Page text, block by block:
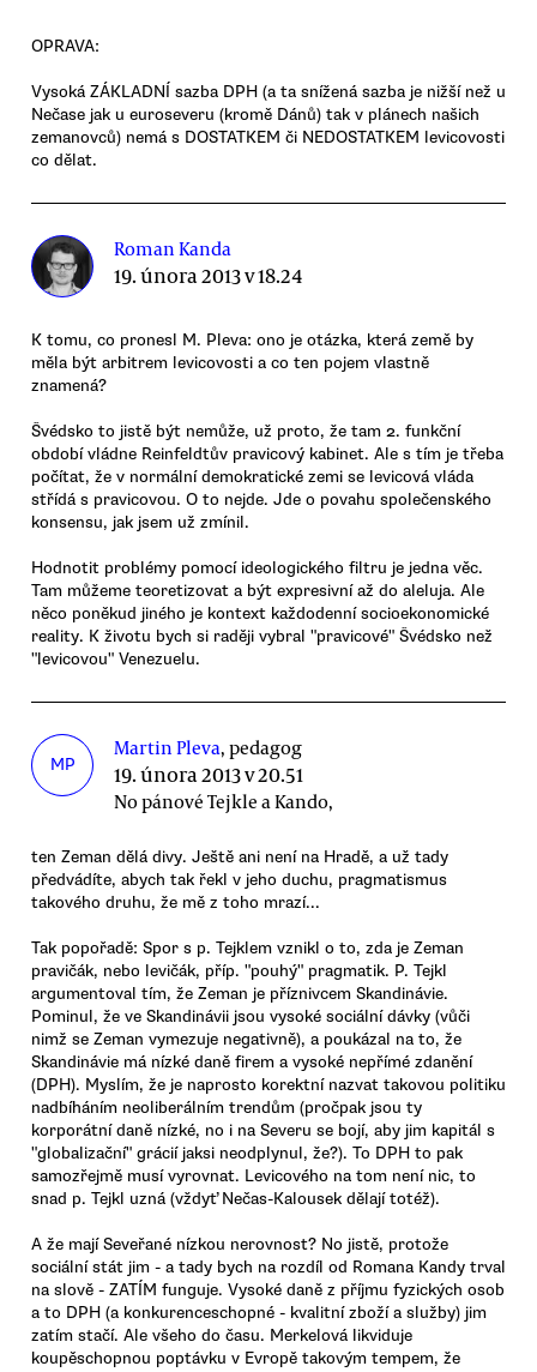
OPRAVA:
Vysoká ZÁKLADNÍ sazba DPH (a ta snížená sazba je nižší než u
Nečase jak u euroseveru (kromě Dánů) tak v plánech našich
zemanovců) nemá s DOSTATKEM či NEDOSTATKEM levicovosti
co dělat.
Roman Kanda
19. února 2013 v 18.24
K tomu, co pronesl M. Pleva: ono je otázka, která země by
měla být arbitrem levicovosti a co ten pojem vlastně
znamená?
Švédsko to jistě být nemůže, už proto, že tam 2. funkční
období vládne Reinfeldtův pravicový kabinet. Ale s tím je třeba
počítat, že v normální demokratické zemi se levicová vláda
střídá s pravicovou. O to nejde. Jde o povahu společenského
konsensu, jak jsem už zmínil.
Hodnotit problémy pomocí ideologického filtru je jedna věc.
Tam můžeme teoretizovat a být expresivní až do aleluja. Ale
něco poněkud jiného je kontext každodenní socioekonomické
reality. K životu bych si raději vybral "pravicové" Švédsko než
"levicovou" Venezuelu.
MP
Martin Pleva, pedagog
19. února 2013 v 20.51
No pánové Tejkle a Kando,
ten Zeman dělá divy. Ještě ani není na Hradě, a už tady
předvádíte, abych tak řekl v jeho duchu, pragmatismus
takového druhu, že mě z toho mrazí...
Tak popořadě: Spor s p. Tejklem vznikl o to, zda je Zeman
pravičák, nebo levičák, příp. "pouhý" pragmatik. P. Tejkl
argumentoval tím, že Zeman je příznivcem Skandinávie.
Pominul, že ve Skandinávii jsou vysoké sociální dávky (vůči
nimž se Zeman vymezuje negativně), a poukázal na to, že
Skandinávie má nízké daně firem a vysoké nepřímé zdanění
(DPH). Myslím, že je naprosto korektní nazvat takovou politiku
nadbíháním neoliberálním trendům (pročpak jsou ty
korporátní daně nízké, no i na Severu se bojí, aby jim kapitál s
"globalizační" grácií jaksi neodplynul, že?). To DPH to pak
samozřejmě musí vyrovnat. Levicového na tom není nic, to
snad p. Tejkl uzná (vždyť Nečas-Kalousek dělají totéž).
A že mají Seveřané nízkou nerovnost? No jistě, protože
sociální stát jim - a tady bych na rozdíl od Romana Kandy trval
na slově - ZATÍM funguje. Vysoké daně z příjmu fyzických osob
a to DPH (a konkurenceschopné - kvalitní zboží a služby) jim
zatím stačí. Ale všeho do času. Merkelová likviduje
koupěschopnou poptávku v Evropě takovým tempem, že